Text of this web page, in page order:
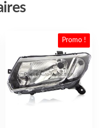
Promo !